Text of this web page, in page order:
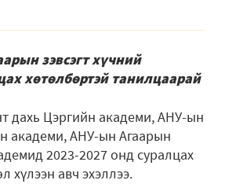
зэвсэгт хүчний
хөтөлбөртэй танилцаарай
дахь Цэргийн академи, АНУ-ын
академи, АНУ-ын Агаарын
2023-2027 онд суралцах
хүлээн авч эхэллээ.